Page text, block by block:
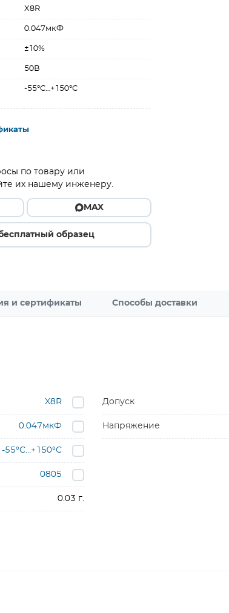
X8R
0.047мкФ
±10%
50В
-55°C…+150°C
по товару или
их нашему инженеру.
MAX
образец
и сертификаты Способы доставки
X8R
0.047мкФ
Допуск
Напряжение
-55°C…+150°C
0805
0.03 г.